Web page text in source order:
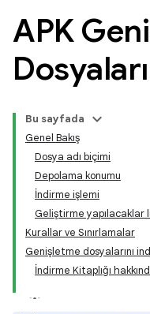
APK
Dosyaları
Bu sayfada
Genel Bakış
Dosya adı biçimi
Depolama konumu
İndirme işlemi
Geliştirme yapılacaklar
Kurallar ve Sınırlamalar
Genişletme dosyalarını
İndirme Kitaplığı